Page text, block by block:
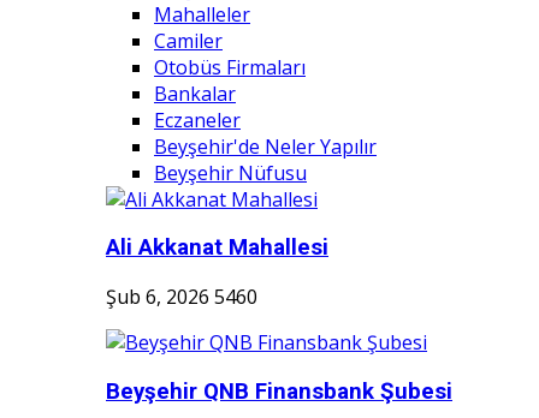
Mahalleler
Camiler
Otobüs Firmaları
Bankalar
Eczaneler
Beyşehir'de Neler Yapılır
Beyşehir Nüfusu
Ali Akkanat Mahallesi
Şub 6, 2026 5460
Beyşehir QNB Finansbank Şubesi